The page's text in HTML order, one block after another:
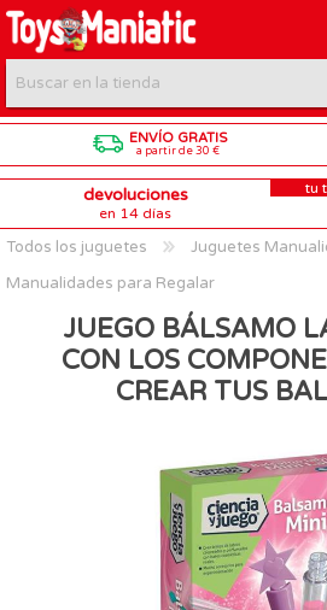
ENVÍO GRATIS
a partir de 30 €
devoluciones
en 14 días
tu
Todos los juguetes
Juguetes
Manualidades para Regalar
JUEGO BÁLSAMO
CON LOS
CREAR TUS